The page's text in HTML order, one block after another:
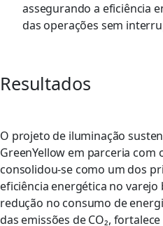
assegurando a eficiência
das operações sem
Resultados
O projeto de iluminação
GreenYellow em parceria com
consolidou-se como um dos
eficiência energética no
redução no consumo de
das emissões de CO₂,